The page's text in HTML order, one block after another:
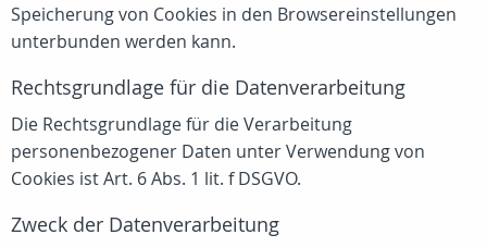
Speicherung von Cookies in den Browsereinstellungen
unterbunden werden kann.
Rechtsgrundlage für die Datenverarbeitung
Die Rechtsgrundlage für die Verarbeitung
personenbezogener Daten unter Verwendung von
Cookies ist Art. 6 Abs. 1 lit. f DSGVO.
Zweck der Datenverarbeitung